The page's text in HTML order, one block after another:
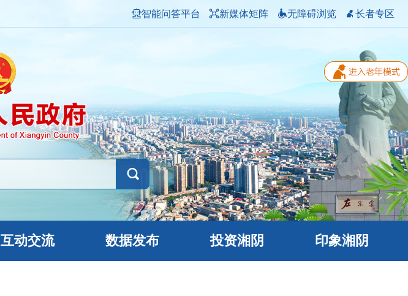
智能问答平台 新媒体矩阵 无障碍浏览 长者专区
互动交流 数据发布 投资湘阴 印象湘阴